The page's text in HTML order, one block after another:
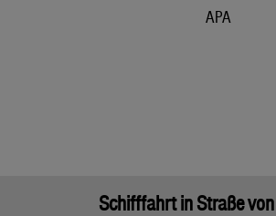
APA
Schifffahrt in Straße